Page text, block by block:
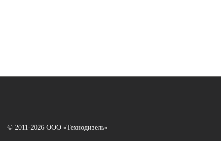
© 2011-2026 ООО «Технодизель»